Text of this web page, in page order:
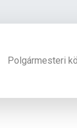
Polgármesteri